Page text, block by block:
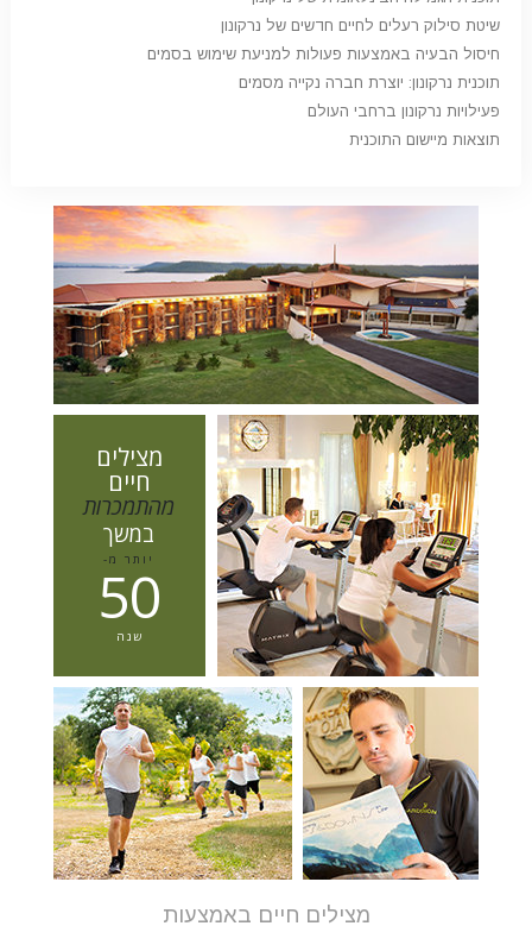
שיטת סילוק רעלים לחיים חדשים של נרקונון
חיסול הבעיה באמצעות פעולות למניעת שימוש בסמים
תוכנית נרקונון: יוצרת חברה נקייה מסמים
פעילויות נרקונון ברחבי העולם
תוצאות מיישום התוכנית
מצילים
חיים
מהתמכרות
במשך
יותר מ-
50
שנה
מצילים חיים באמצעות